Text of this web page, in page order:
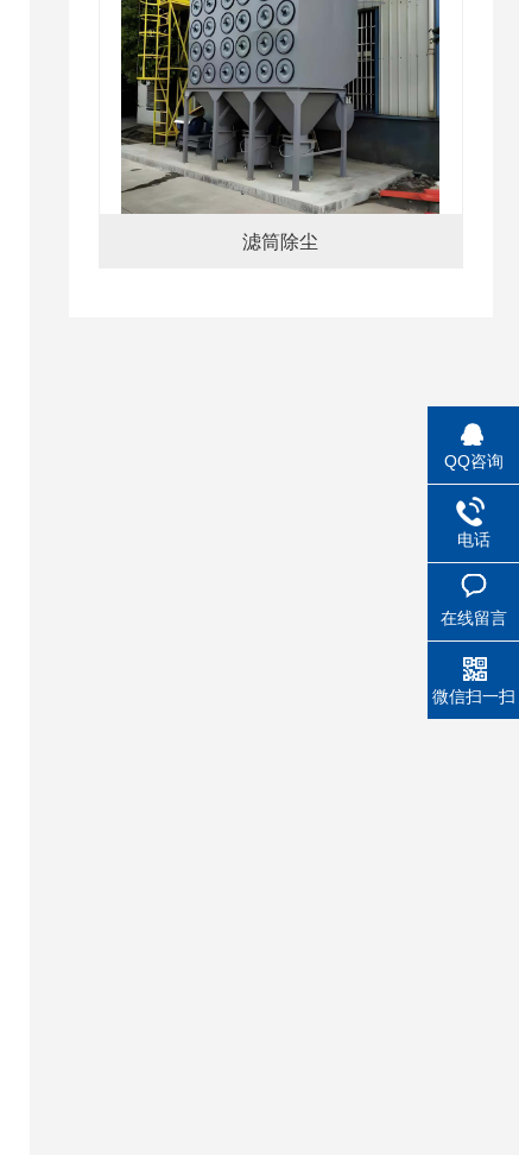
滤筒除尘
QQ咨询
电话
在线留言
微信扫一扫